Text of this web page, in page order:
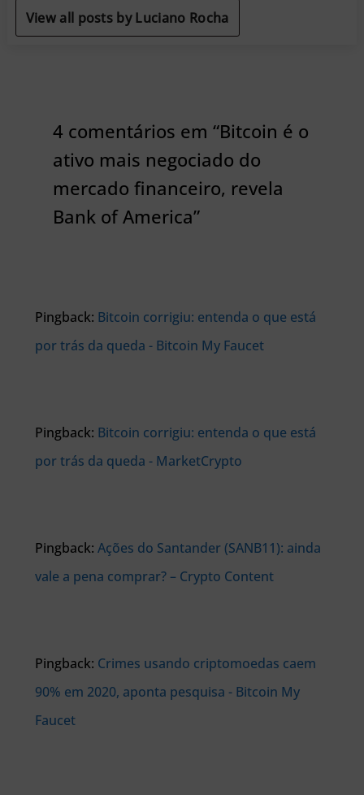
View all posts by Luciano Rocha
4 comentários em “Bitcoin é o
ativo mais negociado do
mercado financeiro, revela
Bank of America”
Pingback: Bitcoin corrigiu: entenda o que está
por trás da queda - Bitcoin My Faucet
Pingback: Bitcoin corrigiu: entenda o que está
por trás da queda - MarketCrypto
Pingback: Ações do Santander (SANB11): ainda
vale a pena comprar? – Crypto Content
Pingback: Crimes usando criptomoedas caem
90% em 2020, aponta pesquisa - Bitcoin My
Faucet